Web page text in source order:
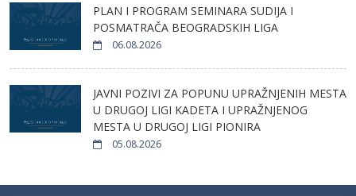
PLAN I PROGRAM SEMINARA SUDIJA I
POSMATRAČA BEOGRADSKIH LIGA
06.08.2026
JAVNI POZIVI ZA POPUNU UPRAŽNJENIH MESTA
U DRUGOJ LIGI KADETA I UPRAŽNJENOG
MESTA U DRUGOJ LIGI PIONIRA
05.08.2026